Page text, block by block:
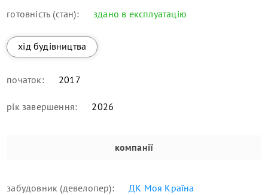
готовність (стан): здано в експлуатацію
хід будівництва
початок: 2017
рік завершення: 2026
компанії
забудовник (девелопер): ДК Моя Країна